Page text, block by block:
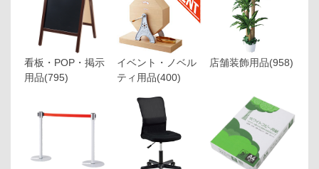
看板・POP・掲示
用品(795)
イベント・ノベル
ティ用品(400)
店舗装飾用品(958)